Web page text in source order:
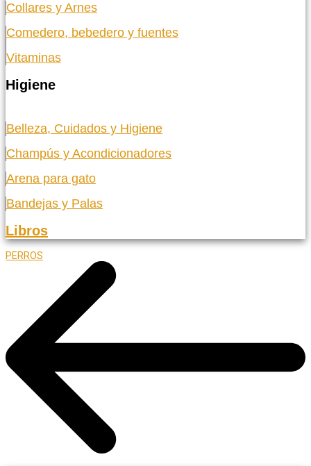
Collares y Arnes
Comedero, bebedero y fuentes
Vitaminas
Higiene
Belleza, Cuidados y Higiene
Champús y Acondicionadores
Arena para gato
Bandejas y Palas
Libros
PERROS